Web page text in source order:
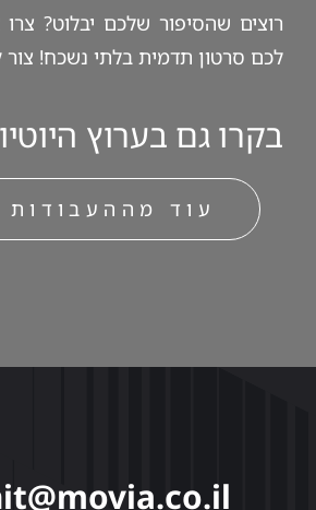
רוצים שהסיפור שלכם יבלוט? צרו
לכם סרטון תדמית בלתי נשכח!
בקרו גם בערוץ
עוד מההעבודות